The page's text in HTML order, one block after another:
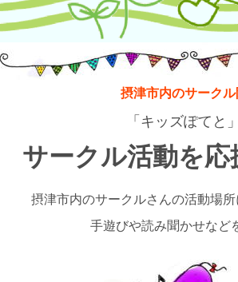
摂津市内のサークル
「キッズぽてと
サークル活動を応
摂津市内のサークルさんの活動場
手遊びや読み聞かせなど